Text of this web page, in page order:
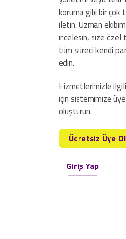
koruma gibi bir çok
iletin. Uzman
incelesin, size özel
tüm süreci kendi
edin.
Hizmetlerimizle
için sistemimize
oluşturun.
Ücretsiz Üye Ol
Giriş Yap